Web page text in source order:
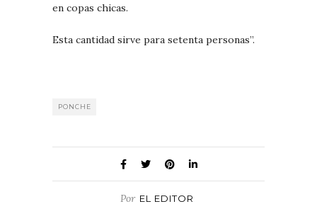
en copas chicas.
Esta cantidad sirve para setenta personas”.
PONCHE
Por EL EDITOR